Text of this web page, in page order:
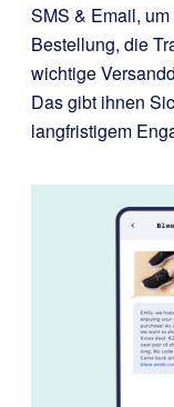
SMS & Email,
Bestellung, die
wichtige
Das gibt ihnen
langfristigem